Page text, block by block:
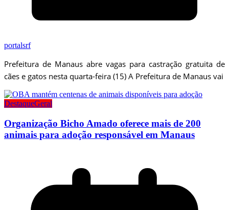
portalsrf
Prefeitura de Manaus abre vagas para castração gratuita de
cães e gatos nesta quarta-feira (15) A Prefeitura de Manaus vai
DestaqueGeral
Organização Bicho Amado oferece mais de 200
animais para adoção responsável em Manaus